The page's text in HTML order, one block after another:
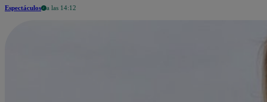
Espectáculos a las 14:12